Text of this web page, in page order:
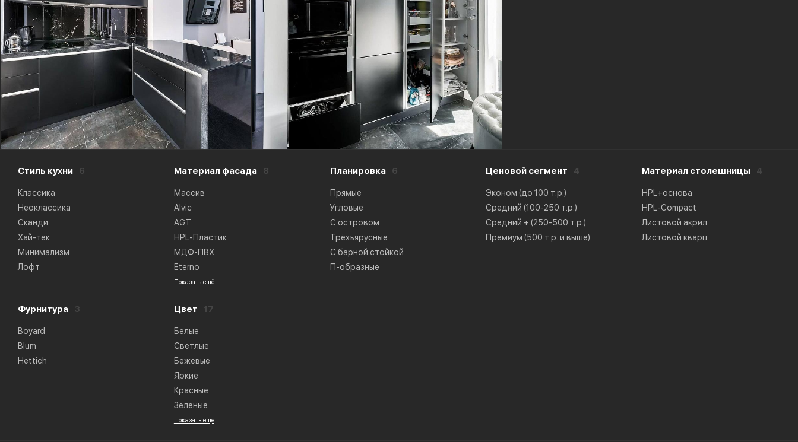
Стиль кухни 6
Классика
Неоклассика
Сканди
Хай-тек
Минимализм
Лофт
Материал фасада 8
Массив
Alvic
AGT
HPL-Пластик
МДФ-ПВХ
Eterno
Показать ещё
Планировка 6
Прямые
Угловые
С островом
Трёхъярусные
С барной стойкой
П-образные
Ценовой сегмент 4
Эконом (до 100 т.р.)
Средний (100-250 т.р.)
Средний + (250-500 т.р.)
Премиум (500 т.р. и выше)
Материал столешницы 4
HPL+основа
HPL-Compact
Листовой акрил
Листовой кварц
Фурнитура 3
Boyard
Blum
Hettich
Цвет 17
Белые
Светлые
Бежевые
Яркие
Красные
Зеленые
Показать ещё